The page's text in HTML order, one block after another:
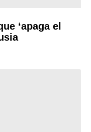
‘apaga el